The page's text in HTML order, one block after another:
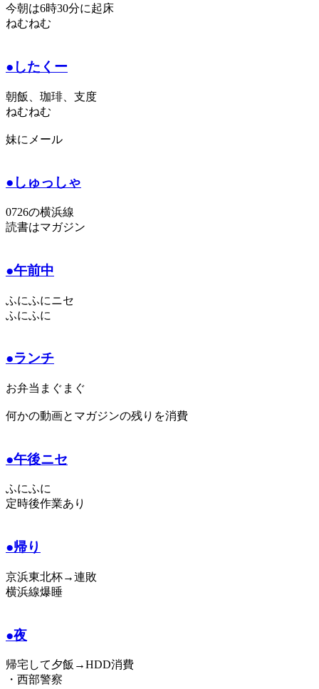
今朝は6時30分に起床
ねむねむ
●したくー
朝飯、珈琲、支度
ねむねむ
妹にメール
●しゅっしゃ
0726の横浜線
読書はマガジン
●午前中
ふにふにニセ
ふにふに
●ランチ
お弁当まぐまぐ
何かの動画とマガジンの残りを消費
●午後ニセ
ふにふに
定時後作業あり
●帰り
京浜東北杯→連敗
横浜線爆睡
●夜
帰宅して夕飯→HDD消費
・西部警察